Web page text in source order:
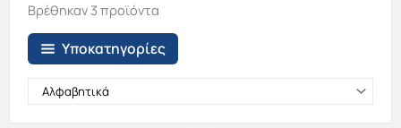
Υποκατηγορίες
Βρέθηκαν 3 προϊόντα